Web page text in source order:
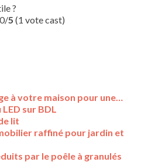
?
5 (1 vote cast)
à votre maison pour une…
sur BDL
lit
raffiné pour jardin et
par le poêle à granulés